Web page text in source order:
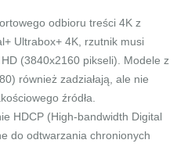
odbioru treści 4K z
Ultrabox+ 4K, rzutnik musi
(3840x2160 pikseli). Modele z
również zadziałają, ale nie
źródła.
HDCP (High-bandwidth Digital
do odtwarzania chronionych